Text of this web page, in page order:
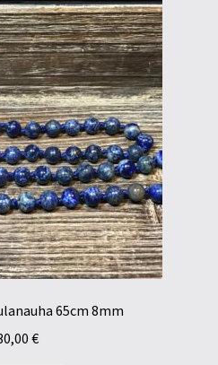
65cm 8mm
€